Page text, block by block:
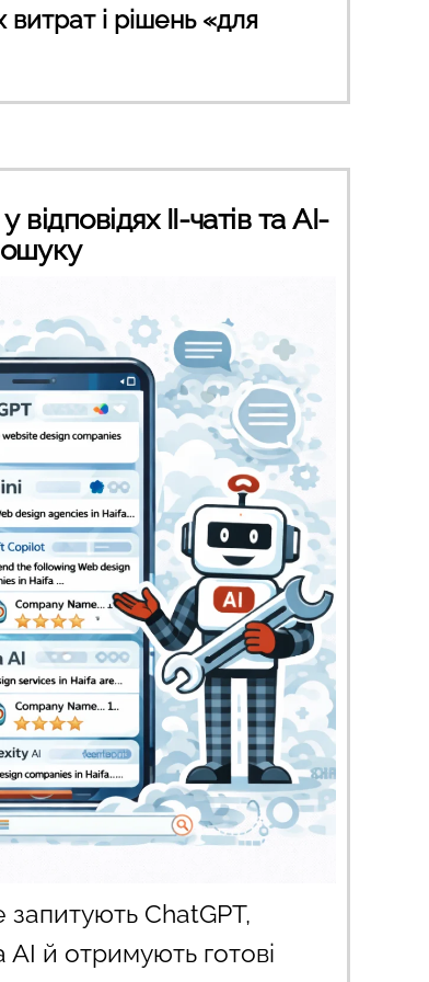
і рішень «для
ІІ-чатів та AI-
запитують ChatGPT,
й отримують готові